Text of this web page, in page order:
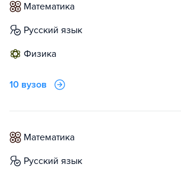
математика
русский язык
физика
10 вузов
математика
русский язык